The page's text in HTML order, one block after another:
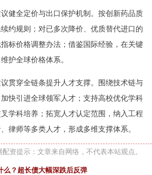
全定价与出口保护机制。按创新药品质
约规则；对已多次降价、优质替代进口的
标价格调整办法；借鉴国际经验，在关键
护全球价格体系。
穿全链条提升人才支撑。围绕技术链与
快引进全球领军人才；支持高校优化学科
学科培养；拓宽人才认定范围，纳入工程
律师等多类人才，形成多维支撑体系。
资提示：文章来自网络，不代表本站观点。
么？超长债大幅深跌后反弹